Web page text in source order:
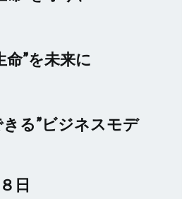
命”を未来に
る”ビジネスモデ
日